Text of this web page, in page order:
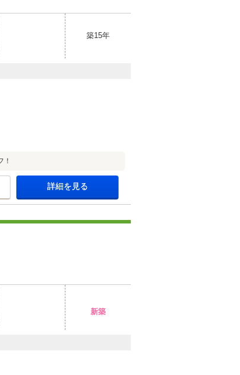
築15年
！
詳細を見る
新築